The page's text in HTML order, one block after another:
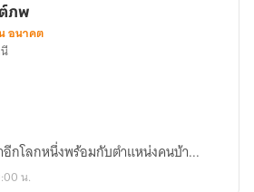
ภพ
อนาคต
อีกโลกหนึ่งพร้อมกับตำแหน่งคนบ้า...
น.